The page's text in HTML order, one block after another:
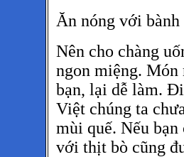
Ăn nóng với
Nên cho chàng
ngon miệng.
bạn, lại dễ làm.
Việt chúng ta
mùi quế. Nếu
với thịt bò cũng